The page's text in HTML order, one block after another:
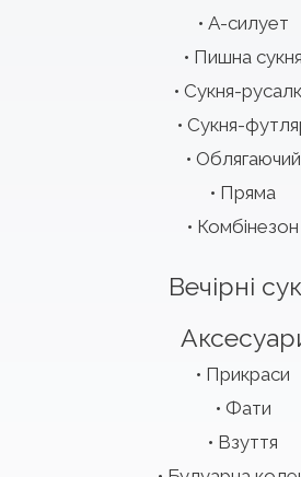
А-силует
Пишна сукня
Сукня-
Сукня-
Облягаючий
Пряма
Комбінезон
Вечірні
Прикраси
Фати
Взуття